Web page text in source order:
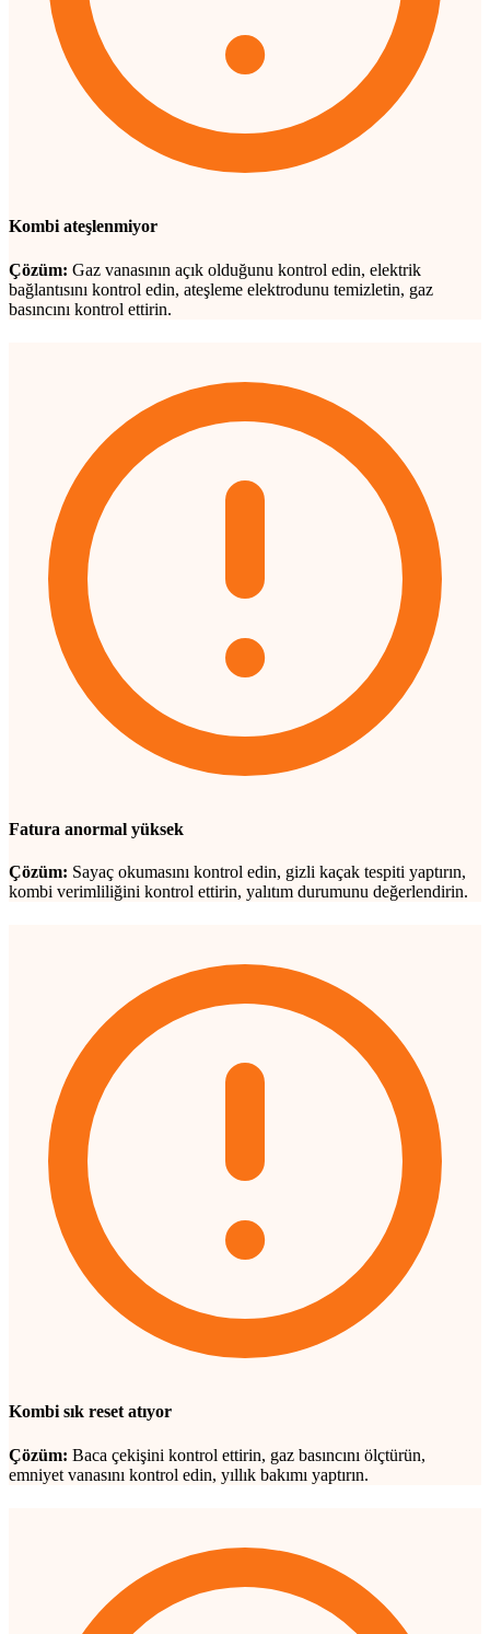
Kombi ateşlenmiyor
Çözüm: Gaz vanasının açık olduğunu kontrol edin, elektrik
bağlantısını kontrol edin, ateşleme elektrodunu temizletin, gaz
basıncını kontrol ettirin.
Fatura anormal yüksek
Çözüm: Sayaç okumasını kontrol edin, gizli kaçak tespiti yaptırın,
kombi verimliliğini kontrol ettirin, yalıtım durumunu değerlendirin.
Kombi sık reset atıyor
Çözüm: Baca çekişini kontrol ettirin, gaz basıncını ölçtürün,
emniyet vanasını kontrol edin, yıllık bakımı yaptırın.